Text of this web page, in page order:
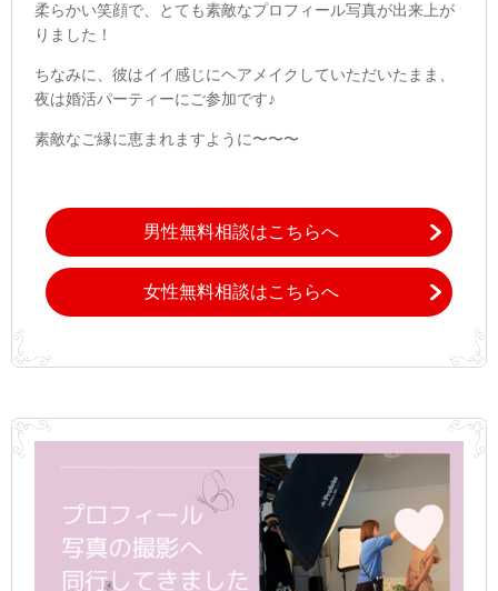
柔らかい笑顔で、とても素敵なプロフィール写真が出来上が
りました！
ちなみに、彼はイイ感じにヘアメイクしていただいたまま、
夜は婚活パーティーにご参加です♪
素敵なご縁に恵まれますように〜〜〜
男性無料相談はこちらへ
女性無料相談はこちらへ